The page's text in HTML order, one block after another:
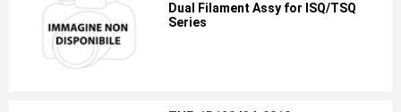
Dual Filament Assy for ISQ/TSQ
Series